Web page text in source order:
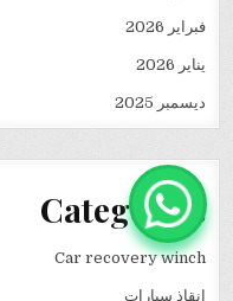
فبراير 2026
يناير 2026
ديسمبر 2025
Categories
Car recovery winch
انقاذ سيارات